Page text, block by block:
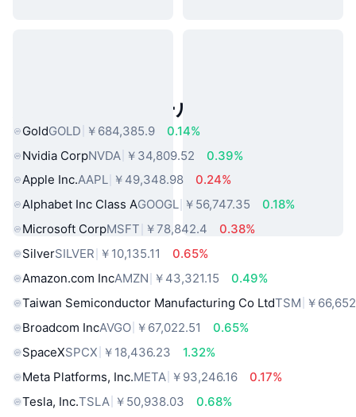
人気のリアルワールドアセット
GoldGOLD ￥684,385.9
0.14%
Nvidia CorpNVDA ￥34,809.52
0.39%
Apple Inc.AAPL ￥49,348.98
0.24%
Alphabet Inc Class AGOOGL ￥56,747.35
0.18%
Microsoft CorpMSFT ￥78,842.4
0.38%
SilverSILVER ￥10,135.11
0.65%
Amazon.com IncAMZN ￥43,321.15
0.49%
Taiwan Semiconductor Manufacturing Co LtdTSM ￥
Broadcom IncAVGO ￥67,022.51
0.65%
SpaceXSPCX ￥18,436.23
1.32%
Meta Platforms, Inc.META ￥93,246.16
0.17%
Tesla, Inc.TSLA ￥50,938.03
0.68%